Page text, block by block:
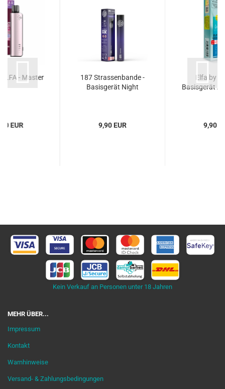
- Master
EUR
187 Strassenbande -
Basisgerät Night
9,90 EUR
Elfa by
Basisgerät
9,90
Kein Verkauf an Personen unter 18 Jahren
MEHR ÜBER...
Impressum
Kontakt
Warnhinweise
Versand- & Zahlungsbedingungen